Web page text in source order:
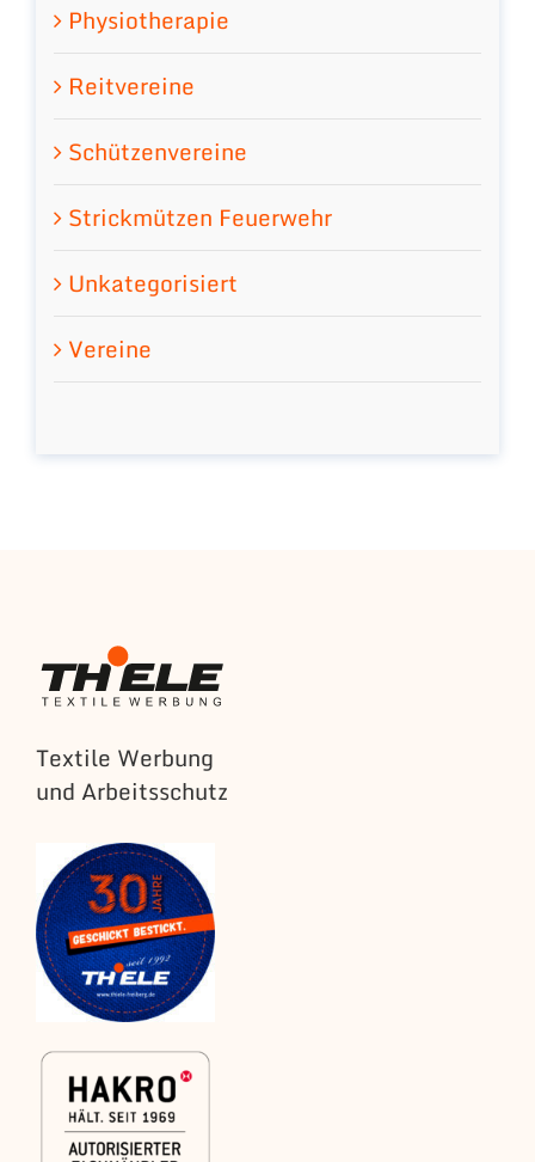
Physiotherapie
Reitvereine
Schützenvereine
Strickmützen Feuerwehr
Unkategorisiert
Vereine
Textile Werbung
und Arbeitsschutz